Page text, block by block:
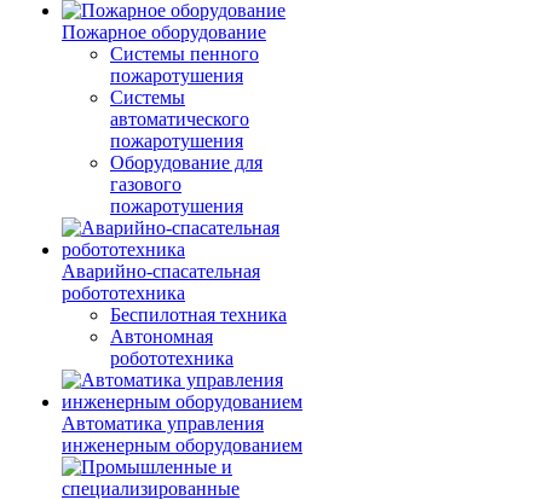
Пожарное оборудование
Системы пенного
пожаротушения
Системы
автоматического
пожаротушения
Оборудование для
газового
пожаротушения
Аварийно-спасательная
робототехника
Беспилотная техника
Автономная
робототехника
Автоматика управления
инженерным оборудованием